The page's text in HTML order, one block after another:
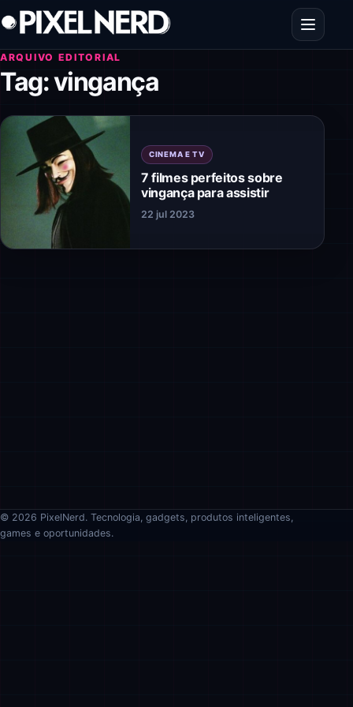
Pular para o conteúdo
Abrir
ARQUIVO EDITORIAL
Tag:vingança
CINEMA E TV
7 filmes perfeitos sobre
vingança para assistir
22 jul 2023
© 2026 PixelNerd. Tecnologia, gadgets, produtos inteligentes,
games e oportunidades.